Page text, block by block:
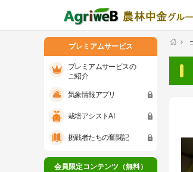
プレミアムサービスのご紹介
会員登録無料 アグリウ
プレミアムサービス
プレミアムサービスの
ご紹介
気象情報アプリ
栽培アシストAI
挑戦者たちの奮闘記
会員限定コンテンツ（無料）